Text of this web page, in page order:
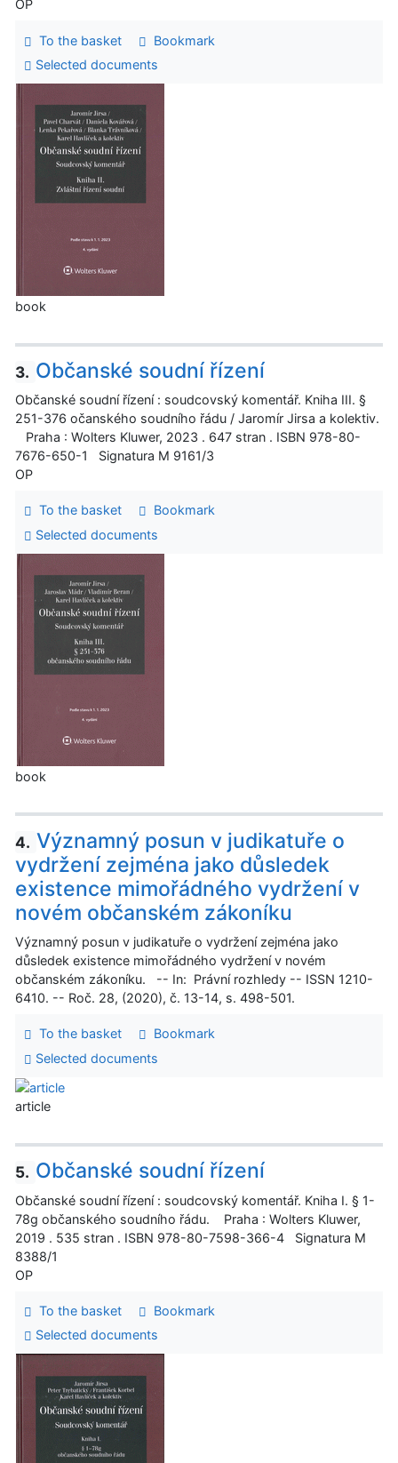
OP
To the basket
Bookmark
Selected documents
book
3. Občanské soudní řízení
Občanské soudní řízení : soudcovský komentář. Kniha III. §
251-376 očanského soudního řádu / Jaromír Jirsa a kolektiv.
Praha : Wolters Kluwer, 2023 . 647 stran . ISBN 978-80-
7676-650-1 Signatura M 9161/3
OP
To the basket
Bookmark
Selected documents
book
4. Významný posun v judikatuře o
vydržení zejména jako důsledek
existence mimořádného vydržení v
novém občanském zákoníku
Významný posun v judikatuře o vydržení zejména jako
důsledek existence mimořádného vydržení v novém
občanském zákoníku. -- In: Právní rozhledy -- ISSN 1210-
6410. -- Roč. 28, (2020), č. 13-14, s. 498-501.
To the basket
Bookmark
Selected documents
article
5. Občanské soudní řízení
Občanské soudní řízení : soudcovský komentář. Kniha I. § 1-
78g občanského soudního řádu. Praha : Wolters Kluwer,
2019 . 535 stran . ISBN 978-80-7598-366-4 Signatura M
8388/1
OP
To the basket
Bookmark
Selected documents